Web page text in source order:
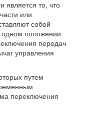
является то, что
или
собой
одном положении
передач
управления
путем
переключения